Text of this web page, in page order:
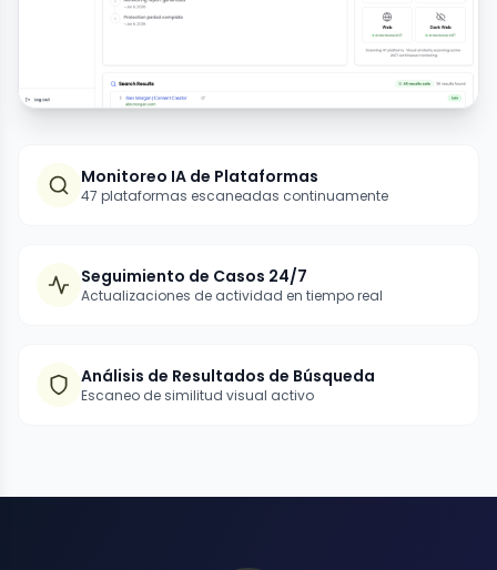
Monitoreo IA de Plataformas
47 plataformas escaneadas continuamente
Seguimiento de Casos 24/7
Actualizaciones de actividad en tiempo real
Análisis de Resultados de Búsqueda
Escaneo de similitud visual activo